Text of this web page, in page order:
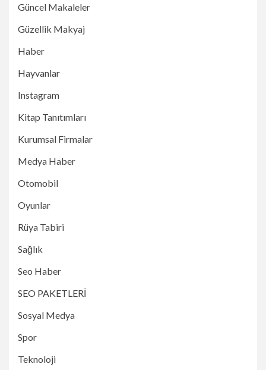
Güncel Makaleler
Güzellik Makyaj
Haber
Hayvanlar
Instagram
Kitap Tanıtımları
Kurumsal Firmalar
Medya Haber
Otomobil
Oyunlar
Rüya Tabiri
Sağlık
Seo Haber
SEO PAKETLERİ
Sosyal Medya
Spor
Teknoloji